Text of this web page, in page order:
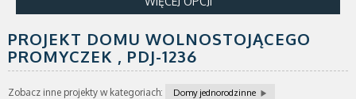
PROJEKT DOMU WOLNOSTOJĄCEGO
PROMYCZEK , PDJ-1236
Zobacz inne projekty w kategoriach:
Domy jednorodzinne